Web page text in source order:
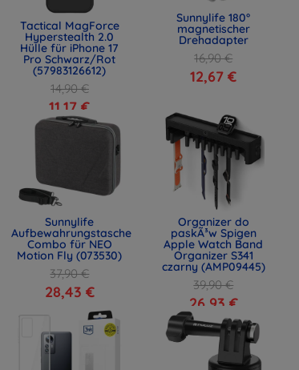
Tactical MagForce
Hyperstealth 2.0
Hülle für iPhone 17
Pro Schwarz/Rot
(57983126612)
14,90 €
11,17 €
Sunnylife
Aufbewahrungstasche
Combo für NEO
Motion Fly (073530)
37,90 €
28,43 €
Sunnylife 180°
magnetischer
Drehadapter
16,90 €
12,67 €
Organizer do
paskÃ³w Spigen
Apple Watch Band
Organizer S341
czarny (AMP09445)
39,90 €
26,93 €